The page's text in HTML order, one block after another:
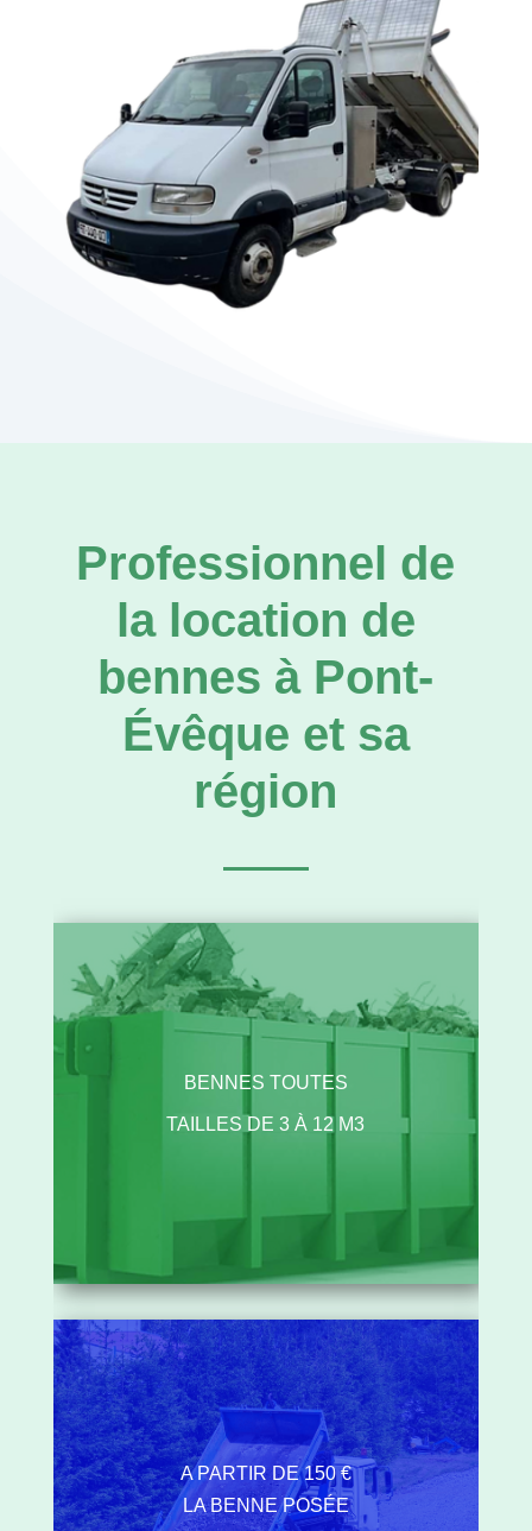
Professionnel de
la location de
bennes à Pont-
Évêque et sa
région
BENNES TOUTES
TAILLES DE 3 À 12 M3
A PARTIR DE 150 €
LA BENNE POSÉE